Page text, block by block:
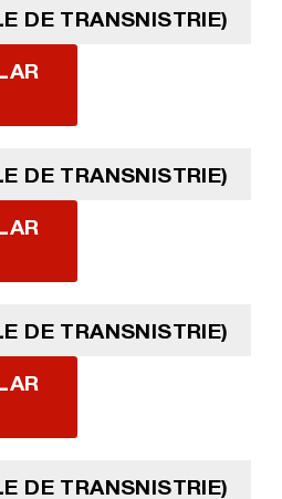
DE TRANSNISTRIE)
DE TRANSNISTRIE)
DE TRANSNISTRIE)
DE TRANSNISTRIE)